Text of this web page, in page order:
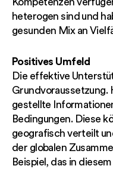
heterogen sind und
gesunden Mix an
Positives Umfeld
Die effektive
Grundvoraussetzung.
gestellte
Bedingungen. Diese
geografisch verteilt
der globalen
Beispiel, das in